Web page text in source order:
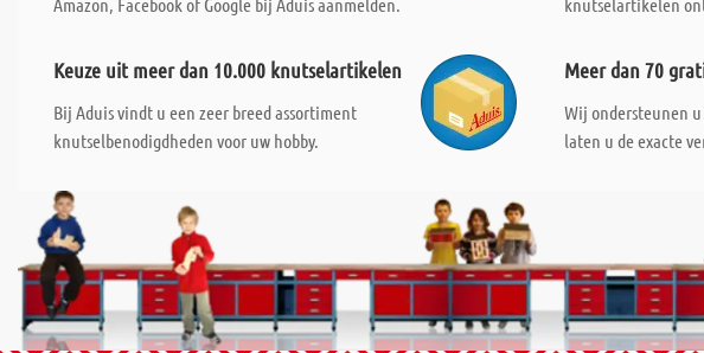
Keuze uit meer dan 10.000 knutselartikelen
Bij Aduis vindt u een zeer breed assortiment
knutselbenodigdheden voor uw hobby.
Meer dan 70
Wij ondersteunen
laten u de exacte